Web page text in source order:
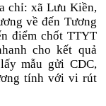
chỉ: xã Lưu Kiền,
về đến Tương
điểm chốt TTYT
cho kết quả
mẫu gửi CDC,
tính với vi rút